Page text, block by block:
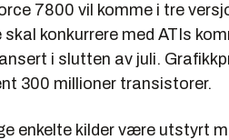
7800 vil komme i tre
konkurrere med ATIs
i slutten av juli.
300 millioner transistorer.
enkelte kilder være utstyrt